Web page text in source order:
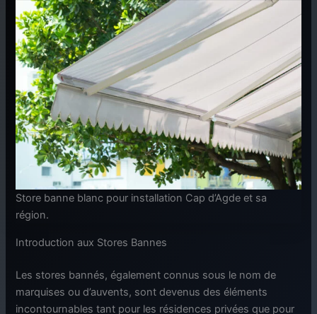
Store banne blanc pour installation Cap d’Agde et sa
région.
Introduction aux Stores Bannes
Les stores bannés, également connus sous le nom de
marquises ou d’auvents, sont devenus des éléments
incontournables tant pour les résidences privées que pour